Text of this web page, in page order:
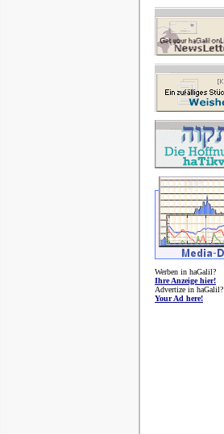
Werben in haGalil?
Ihre Anzeige hier!
Advertize in haGalil?
Your Ad here!